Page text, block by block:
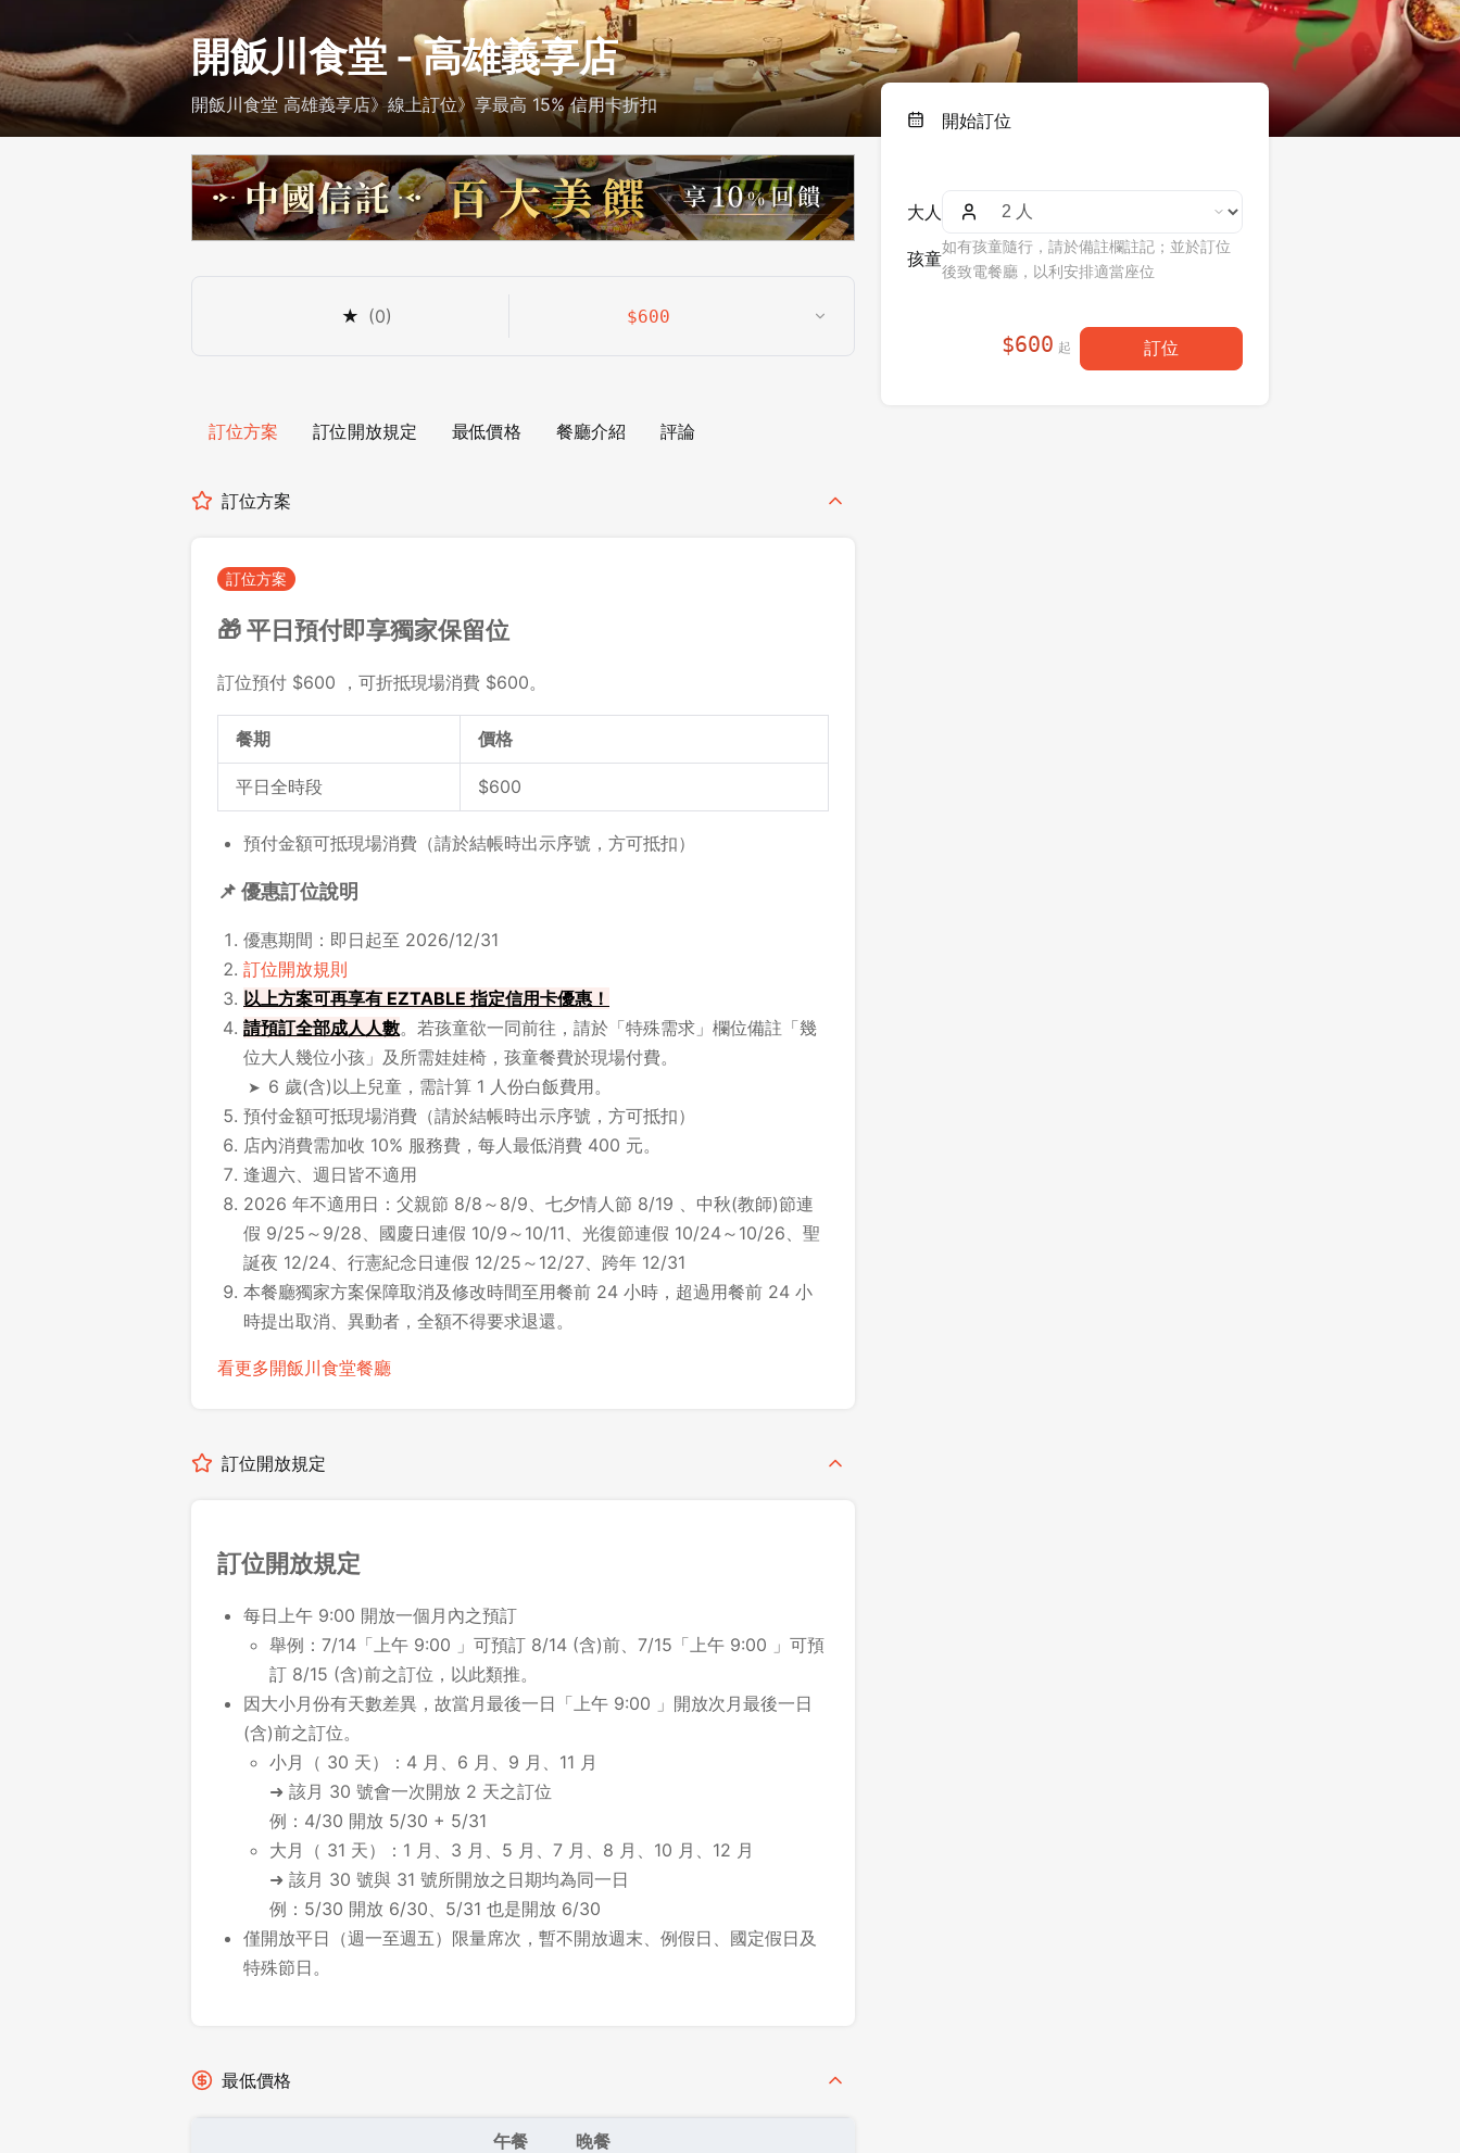
開飯川食堂 - 高雄義享店
開飯川食堂 高雄義享店》線上訂位》享最高 15% 信用卡折扣
★ (0) $600
訂位方案 訂位開放規定 最低價格 餐廳介紹 評論
訂位方案
訂位方案
🎁 平日預付即享獨家保留位
訂位預付 $600 ，可折抵現場消費 $600。
餐期 價格
平日全時段 $600
預付金額可抵現場消費（請於結帳時出示序號，方可抵扣）
📌 優惠訂位說明
優惠期間：即日起至 2026/12/31
訂位開放規則
以上方案可再享有 EZTABLE 指定信用卡優惠！
請預訂全部成人人數。若孩童欲一同前往，請於「特殊需求」欄位備註「幾
位大人幾位小孩」及所需娃娃椅，孩童餐費於現場付費。
6 歲(含)以上兒童，需計算 1 人份白飯費用。
預付金額可抵現場消費（請於結帳時出示序號，方可抵扣）
店內消費需加收 10% 服務費，每人最低消費 400 元。
逢週六、週日皆不適用
2026 年不適用日：父親節 8/8～8/9、七夕情人節 8/19 、中秋(教師)節連
假 9/25～9/28、國慶日連假 10/9～10/11、光復節連假 10/24～10/26、聖
誕夜 12/24、行憲紀念日連假 12/25～12/27、跨年 12/31
本餐廳獨家方案保障取消及修改時間至用餐前 24 小時，超過用餐前 24 小
時提出取消、異動者，全額不得要求退還。
看更多開飯川食堂餐廳
訂位開放規定
訂位開放規定
每日上午 9:00 開放一個月內之預訂
舉例：7/14「上午 9:00 」可預訂 8/14 (含)前、7/15「上午 9:00 」可預
訂 8/15 (含)前之訂位，以此類推。
因大小月份有天數差異，故當月最後一日「上午 9:00 」開放次月最後一日
(含)前之訂位。
小月（ 30 天）：4 月、6 月、9 月、11 月
➜ 該月 30 號會一次開放 2 天之訂位
例：4/30 開放 5/30 + 5/31
大月（ 31 天）：1 月、3 月、5 月、7 月、8 月、10 月、12 月
➜ 該月 30 號與 31 號所開放之日期均為同一日
例：5/30 開放 6/30、5/31 也是開放 6/30
僅開放平日（週一至週五）限量席次，暫不開放週末、例假日、國定假日及
特殊節日。
最低價格
午餐 晚餐
開始訂位
大人
孩童
如有孩童隨行，請於備註欄註記；並於訂位
後致電餐廳，以利安排適當座位
$600 起 訂位
確定要登出嗎？